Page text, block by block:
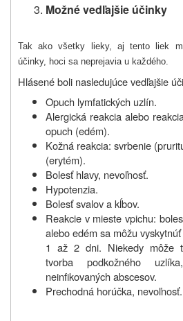
Možné vedľajšie účinky
Tak ako všetky lieky, aj tento liek
účinky, hoci sa neprejavia u každého.
Hlásené boli nasledujúce vedľajšie
Opuch lymfatických uzlín.
Alergická reakcia alebo
opuch (edém).
Kožná reakcia: svrbenie
(erytém).
Bolesť hlavy, nevoľnosť.
Hypotenzia.
Bolesť svalov a kĺbov.
Reakcie v mieste vpichu:
alebo edém sa môžu
1 až 2 dni. Niekedy môže
tvorba podkožného
neinfikovaných abscesov.
Prechodná horúčka, nevoľnosť.